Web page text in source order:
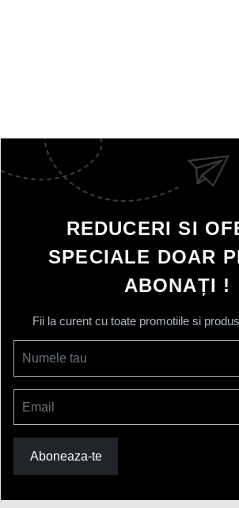
REDUCERI SI
SPECIALE DOAR
ABONAȚI !
Fii la curent cu toate promotiile si
Numele tau
Email
Aboneaza-te